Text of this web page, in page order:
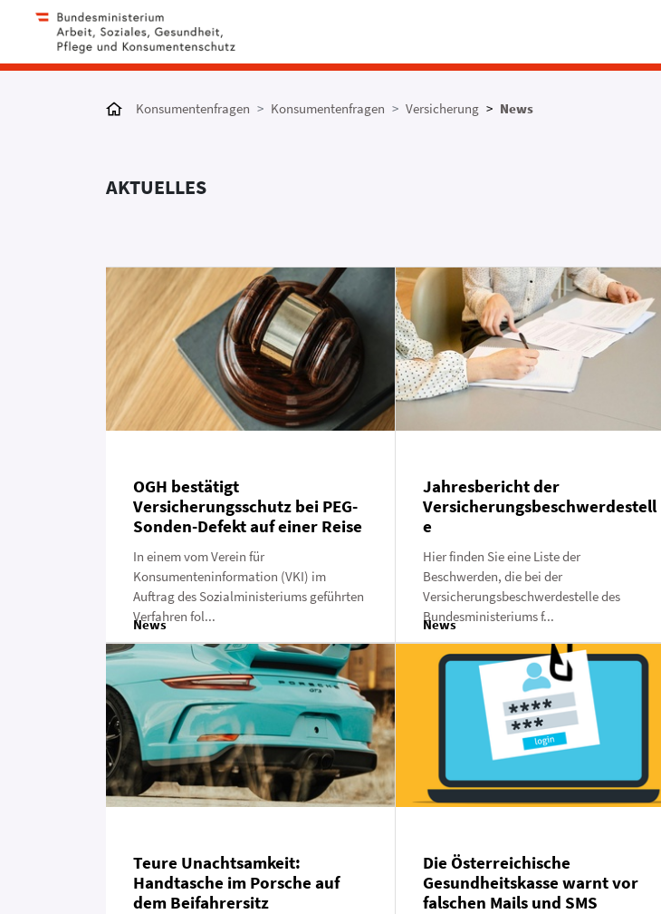
Konsumentenfragen Konsumentenfragen Versicherung News
AKTUELLES
OGH bestätigt
Versicherungsschutz bei PEG-
Sonden-Defekt auf einer Reise
In einem vom Verein für
Konsumenteninformation (VKI) im
Auftrag des Sozialministeriums geführten
Verfahren fol...
News
Jahresbericht der
Versicherungsbeschwerdestell
e
Hier finden Sie eine Liste der
Beschwerden, die bei der
Versicherungsbeschwerdestelle des
Bundesministeriums f...
News
Teure Unachtsamkeit:
Handtasche im Porsche auf
dem Beifahrersitz
Die Österreichische
Gesundheitskasse warnt vor
falschen Mails und SMS